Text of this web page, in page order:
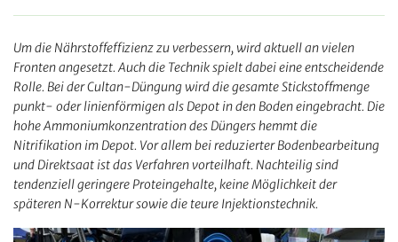
Um die Nährstoffeffizienz zu verbessern, wird aktuell an vielen
Fronten angesetzt. Auch die Technik spielt dabei eine entscheidende
Rolle. Bei der Cultan-Düngung wird die gesamte Stickstoffmenge
punkt- oder linienförmigen als Depot in den Boden eingebracht. Die
hohe Ammoniumkonzentration des Düngers hemmt die
Nitrifikation im Depot. Vor allem bei reduzierter Bodenbearbeitung
und Direktsaat ist das Verfahren vorteilhaft. Nachteilig sind
tendenziell geringere Proteingehalte, keine Möglichkeit der
späteren N-Korrektur sowie die teure Injektionstechnik.